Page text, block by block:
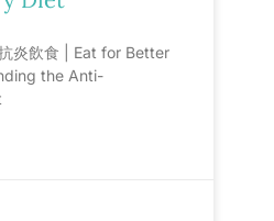
炎飲食 | Eat for Better
the Anti-